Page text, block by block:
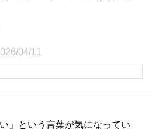
04/11
」という言葉が気になってい